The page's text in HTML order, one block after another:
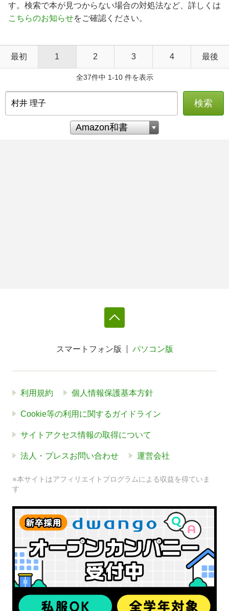
す。検索で本が見つからない場合の対処法など、詳しくは
こちらのお知らせをご確認ください。
最初 1 2 3 4 最後
全37件中 1-10 件を表示
検索
スマートフォン版 パソコン版
利用規約 個人情報保護基本方針
Cookie等の利用に関するガイドライン
サイトアクセス情報の取得について
法人・プレスお問い合わせ 運営会社
※本サイトはアフィリエイトプログラムによる収益を得ていま
す